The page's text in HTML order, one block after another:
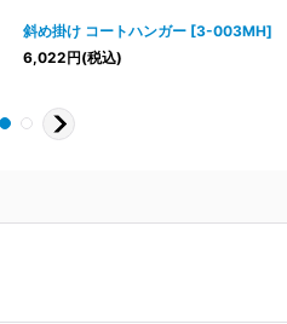
斜め掛け コートハンガー [3-003MH]
6,022円(税込)